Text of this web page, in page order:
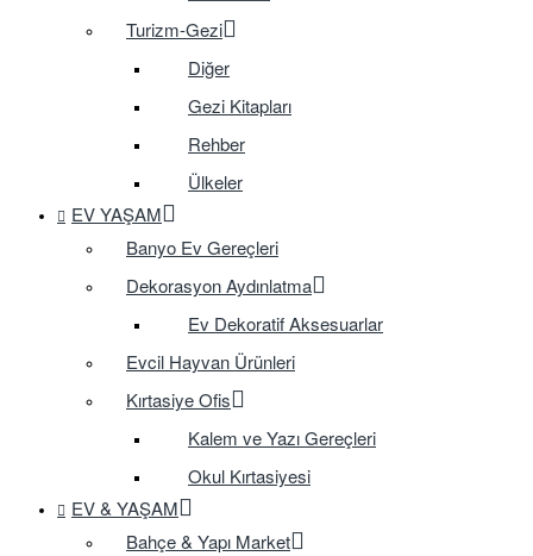
Turizm-Gezi
Diğer
Gezi Kitapları
Rehber
Ülkeler
EV YAŞAM
Banyo Ev Gereçleri
Dekorasyon Aydınlatma
Ev Dekoratif Aksesuarlar
Evcil Hayvan Ürünleri
Kırtasiye Ofis
Kalem ve Yazı Gereçleri
Okul Kırtasiyesi
EV & YAŞAM
Bahçe & Yapı Market